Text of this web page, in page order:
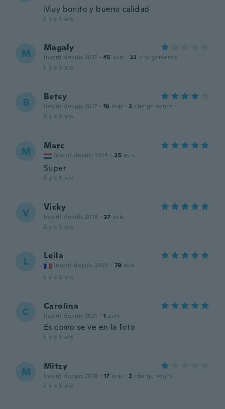
Muy bonito y buena calidad
il y a 5 ans
M Magaly
Inscrit depuis 2017 · 45 avis · 23 chargements
il y a 5 ans
B Betsy
Inscrit depuis 2017 · 18 avis · 3 chargements
il y a 5 ans
M Marc
Inscrit depuis 2014 · 25 avis
Super
il y a 5 ans
V Vicky
Inscrit depuis 2018 · 27 avis
il y a 5 ans
L Leila
Inscrit depuis 2020 · 79 avis
il y a 5 ans
C Carolina
Inscrit depuis 2021 · 1 avis
Es como se ve en la foto
il y a 5 ans
M Mitzy
Inscrit depuis 2018 · 17 avis · 2 chargements
il y a 5 ans